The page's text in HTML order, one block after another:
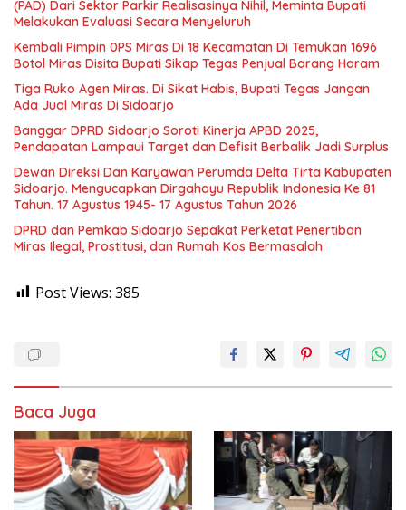
(PAD) Dari Sektor Parkir Realisasinya Nihil, Meminta Bupati
Melakukan Evaluasi Secara Menyeluruh
Kembali Pimpin 0PS Miras Di 18 Kecamatan Di Temukan 1696
Botol Miras Disita Bupati Sikap Tegas Penjual Barang Haram
Tiga Ruko Agen Miras. Di Sikat Habis, Bupati Tegas Jangan
Ada Jual Miras Di Sidoarjo
Banggar DPRD Sidoarjo Soroti Kinerja APBD 2025,
Pendapatan Lampaui Target dan Defisit Berbalik Jadi Surplus
Dewan Direksi Dan Karyawan Perumda Delta Tirta Kabupaten
Sidoarjo. Mengucapkan Dirgahayu Republik Indonesia Ke 81
Tahun. 17 Agustus 1945- 17 Agustus Tahun 2026
DPRD dan Pemkab Sidoarjo Sepakat Perketat Penertiban
Miras Ilegal, Prostitusi, dan Rumah Kos Bermasalah
Post Views: 385
Baca Juga